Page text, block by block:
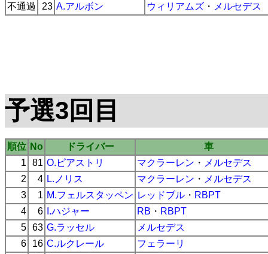
不通過
23 A.アルボン ウィリアムズ ・ メルセデス
予選3回目
順位 No ドライバー
車
1
81 O.ピアストリ マクラーレン ・ メルセデス
2
4 L.ノリス マクラーレン ・ メルセデス
3
1 M.フェルスタッペン レッドブル ・ RBPT
4
6 I.ハジャー RB ・ RBPT
5 63 G.ラッセル
メルセデス
6
16 C.ルクレール
フェラーリ